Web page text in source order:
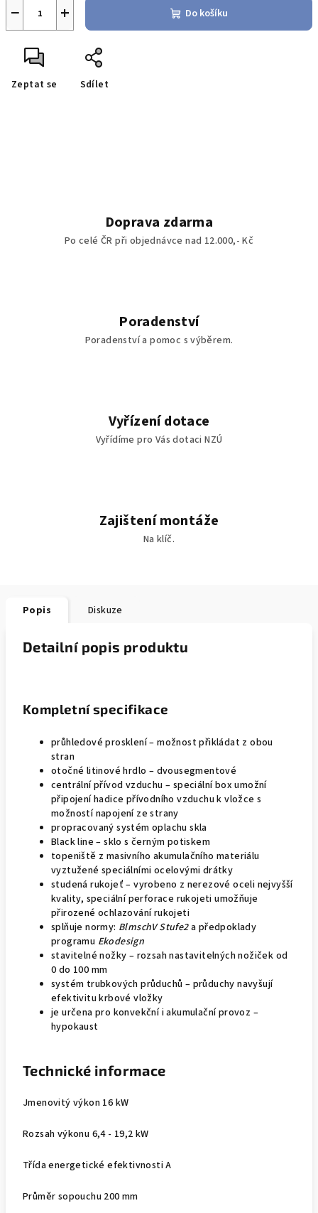
+
− Do košíku
Zeptat se Sdílet
Doprava zdarma
Po celé ČR při objednávce nad 12.000,- Kč
Poradenství
Poradenství a pomoc s výběrem.
Vyřízení dotace
Vyřídíme pro Vás dotaci NZÚ
Zajištení montáže
Na klíč.
Popis Diskuze
Detailní popis produktu
Kompletní specifikace
průhledové prosklení – možnost přikládat z obou
stran
otočné litinové hrdlo – dvousegmentové
centrální přívod vzduchu – speciální box umožní
připojení hadice přívodního vzduchu k vložce s
možností napojení ze strany
propracovaný systém oplachu skla
Black line – sklo s černým potiskem
topeniště z masivního akumulačního materiálu
vyztužené speciálními ocelovými drátky
studená rukojeť – vyrobeno z nerezové oceli nejvyšší
kvality, speciální perforace rukojeti umožňuje
přirozené ochlazování rukojeti
splňuje normy: BlmschV Stufe2a předpoklady
programu Ekodesign
stavitelné nožky – rozsah nastavitelných nožiček od
0 do 100 mm
systém trubkových průduchů – průduchy navyšují
efektivitu krbové vložky
je určena pro konvekční i akumulační provoz –
hypokaust
Technické informace
Jmenovitý výkon 16 kW
Rozsah výkonu 6,4 - 19,2 kW
Třída energetické efektivnosti A
Průměr sopouchu 200 mm